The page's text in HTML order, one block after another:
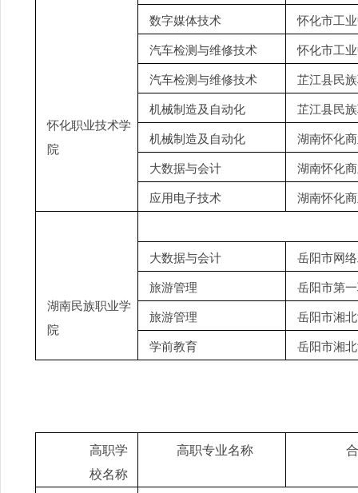
怀化职业技术学
院
数字媒体技术 怀化市工
汽车检测与维修技术 怀化市工
汽车检测与维修技术 芷江县民
机械制造及自动化 芷江县民
机械制造及自动化 湖南怀化
大数据与会计 湖南怀化
应用电子技术 湖南怀化
湖南民族职业学
院
大数据与会计 岳阳市网
旅游管理 岳阳市第
旅游管理 岳阳市湘
学前教育 岳阳市湘
高职学
校名称
高职专业名称